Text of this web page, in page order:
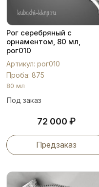
Рог серебряный с
орнаментом, 80 мл,
рог010
Артикул: рог010
Проба: 875
80 мл
Под заказ
72 000 ₽
Предзаказ